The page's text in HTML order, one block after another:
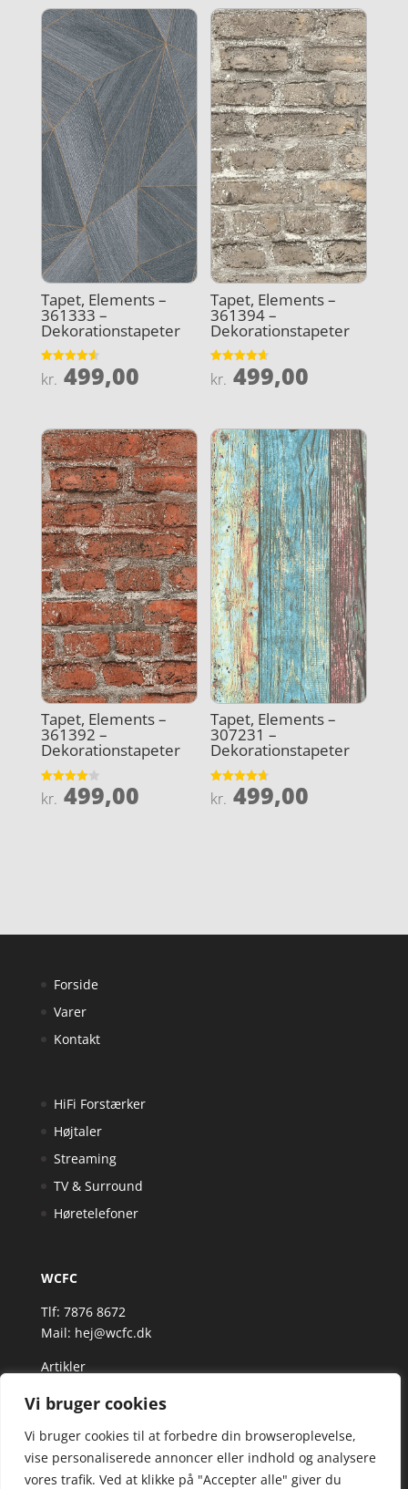
Vi bruger cookies
Vi bruger cookies til at forbedre din browseroplevelse,
vise personaliserede annoncer eller indhold og analysere
vores trafik. Ved at klikke på "Accepter alle" giver du
Tapet, Elements –
361333 –
Dekorationstapeter
Vurderet
4.6
kr. 499,00
Tapet, Elements –
361394 –
Dekorationstapeter
Vurderet
4.6
kr. 499,00
Tapet, Elements –
361392 –
Dekorationstapeter
Vurderet
4
kr. 499,00
Tapet, Elements –
307231 –
Dekorationstapeter
Vurderet
4.7
kr. 499,00
Forside
Varer
Kontakt
HiFi Forstærker
Højtaler
Streaming
TV & Surround
Høretelefoner
WCFC
Tlf: 7876 8672
Mail: hej@wcfc.dk
Artikler